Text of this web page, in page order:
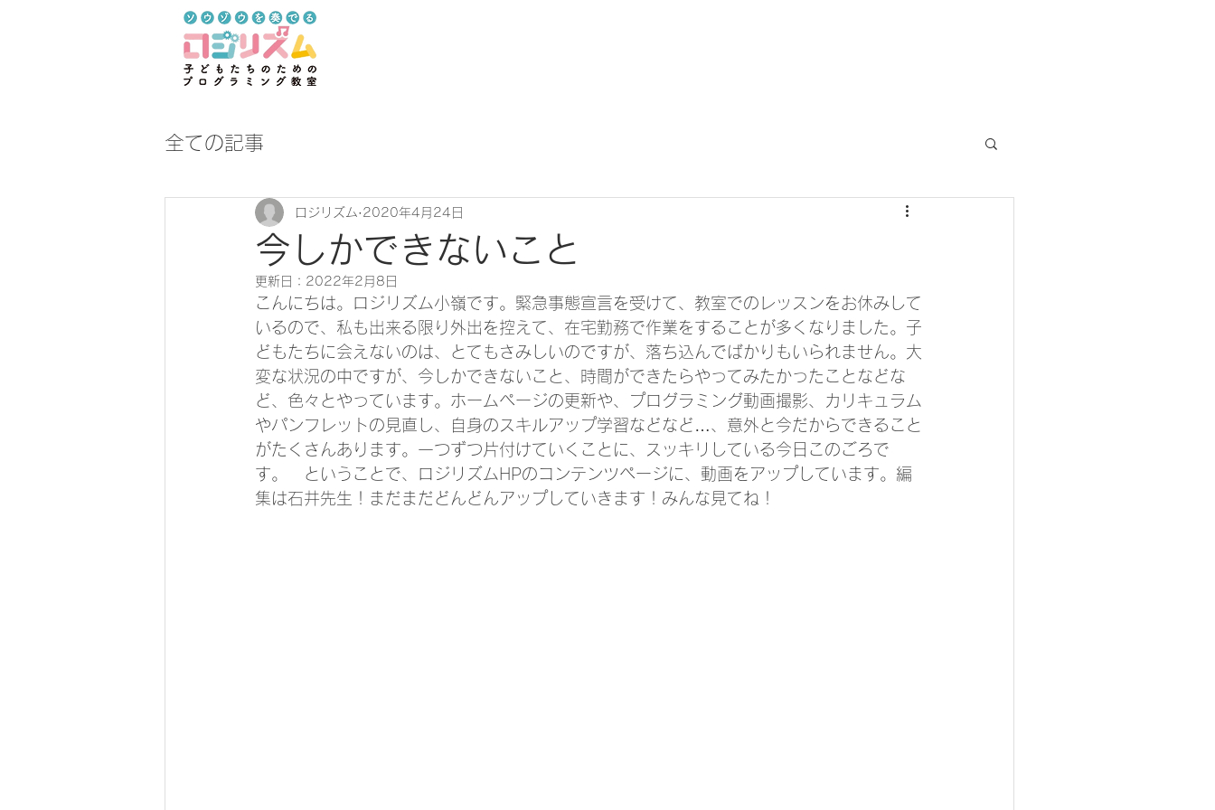
全ての記事
今しかできないこと
ロジリズム 2020年4月24日
更新日： 2022年2月8日
こんにちは。ロジリズム小嶺です。緊急事態宣言を受けて、教室でのレッスンをお休みして
いるので、私も出来る限り外出を控えて、在宅勤務で作業をすることが多くなりました。子
どもたちに会えないのは、とてもさみしいのですが、落ち込んでばかりもいられません。大
変な状況の中ですが、今しかできないこと、時間ができたらやってみたかったことなどな
ど、色々とやっています。ホームページの更新や、プログラミング動画撮影、カリキュラム
やパンフレットの見直し、自身のスキルアップ学習などなど…、意外と今だからできること
がたくさんあります。一つずつ片付けていくことに、スッキリしている今日このごろで
す。　ということで、ロジリズムHPのコンテンツページに、動画をアップしています。編
集は石井先生！まだまだどんどんアップしていきます！みんな見てね！